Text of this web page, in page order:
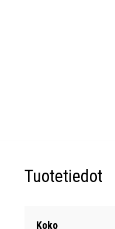
Tuotetiedot
Koko